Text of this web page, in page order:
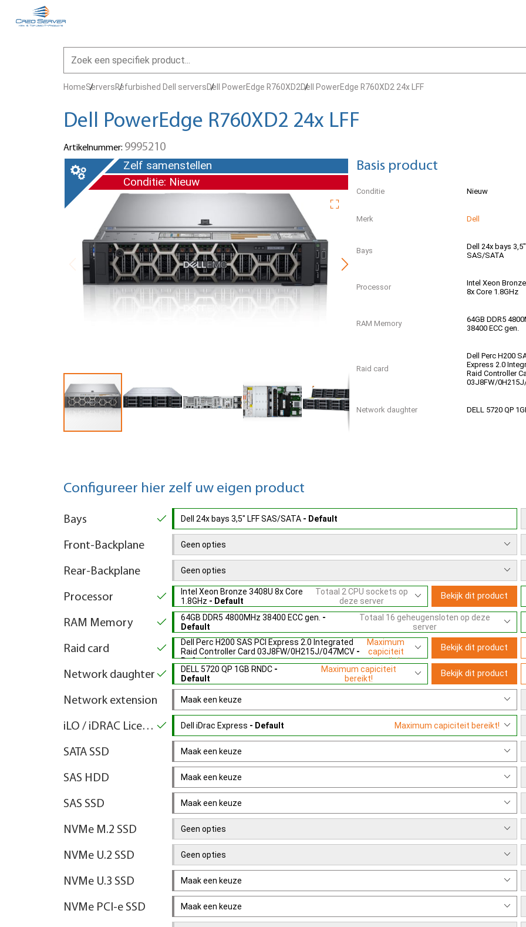
HomeServersRefurbished Dell serversDell PowerEdge R760XD2Dell PowerEdge R760XD2 24x LFF
Dell PowerEdge R760XD2 24x LFF
Artikelnummer: 9995210
Zelf samenstellen
Conditie: Nieuw
Basis product
Conditie Nieuw
Merk Dell
Bays
Dell 24x bays
SAS/SATA
Processor
Intel Xeon
8x Core 1.8GHz
RAM Memory
64GB DDR5
38400 ECC gen.
Raid card
Dell Perc H200
Express 2.0
Raid Controller
03J8FW/
Network daughter DELL 5720 QP
Basic | 36
Geen OS /
licentie installatie
Type Server 2U server
Configureer hier zelf uw eigen product
Bays Dell 24x bays 3,5" LFF SAS/SATA - Default
Front-Backplane Geen opties
Rear-Backplane Geen opties
Processor
Intel Xeon Bronze 3408U 8x Core
1.8GHz - Default
Totaal 2 CPU sockets op
deze server
Bekijk dit product
RAM Memory 64GB DDR5 4800MHz 38400 ECC gen. -
Default
Totaal 16 geheugensloten op deze
server
Raid card
Dell Perc H200 SAS PCI Express 2.0 Integrated
Raid Controller Card 03J8FW/0H215J/047MCV -
Default
Maximum
capiciteit
bereikt!
Bekijk dit product
Network daughter DELL 5720 QP 1GB RNDC -
Default
Maximum capiciteit
bereikt!
Bekijk dit product
Network extension Maak een keuze
iLO / iDRAC License Key Dell iDrac Express - Default Maximum capiciteit bereikt!
SATA SSD Maak een keuze
SAS HDD Maak een keuze
SAS SSD Maak een keuze
NVMe M.2 SSD Geen opties
NVMe U.2 SSD Geen opties
NVMe U.3 SSD Maak een keuze
NVMe PCI-e SSD Maak een keuze